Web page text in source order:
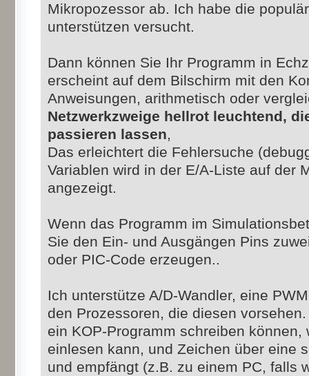
Mikropozessor ab. Ich habe die
unterstützen versucht.
Dann können Sie Ihr Programm in
erscheint auf dem Bilschirm mit den
Anweisungen, arithmetisch oder
Netzwerkzweige hellrot leuchtend,
passieren lassen,
Das erleichtert die Fehlersuche
Variablen wird in der E/A-Liste auf der
angezeigt.
Wenn das Programm im
Sie den Ein- und Ausgängen Pins
oder PIC-Code erzeugen..
Ich unterstütze A/D-Wandler, eine
den Prozessoren, die diesen
ein KOP-Programm schreiben
einlesen kann, und Zeichen über eine
und empfängt (z.B. zu einem PC, falls